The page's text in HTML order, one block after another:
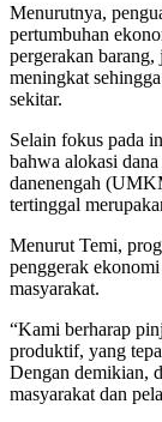
Menurutnya,
pertumbuhan
pergerakan
meningkat
sekitar.
Selain fokus pada
bahwa alokasi
danenengah
tertinggal
Menurut Temi,
penggerak
masyarakat.
“Kami berharap
produktif, yang
Dengan demikian,
masyarakat dan